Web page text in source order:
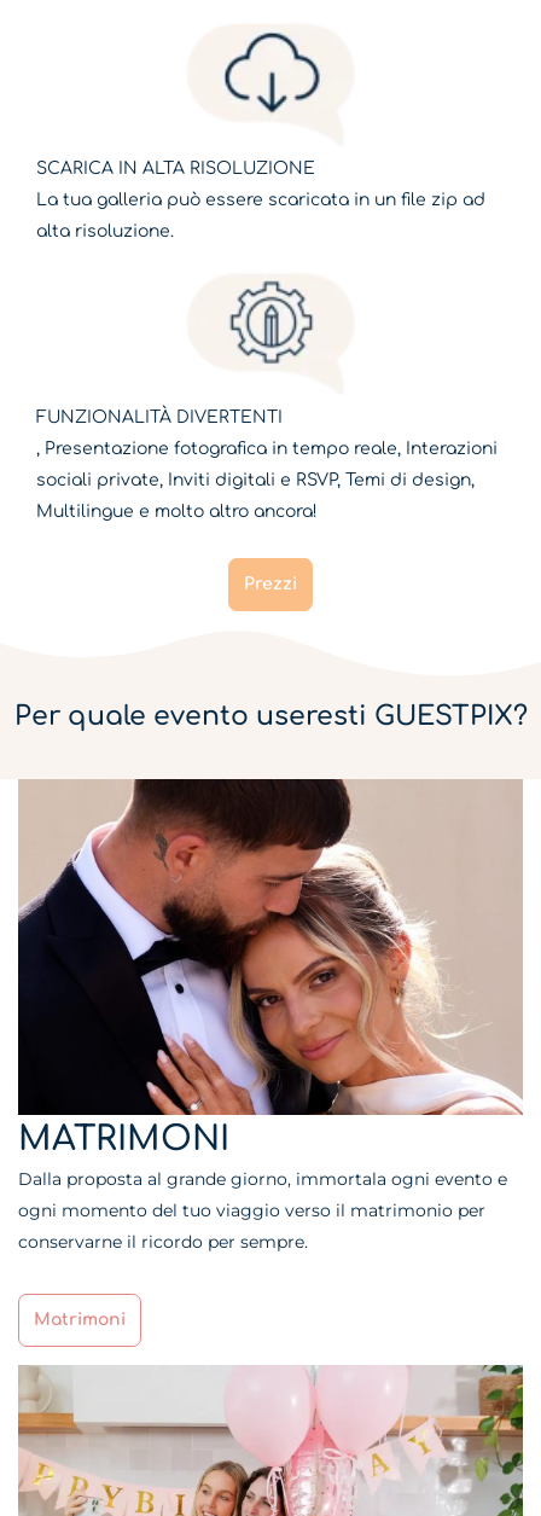
SCARICA IN ALTA RISOLUZIONE
La tua galleria può essere scaricata in un file zip ad
alta risoluzione.
FUNZIONALITÀ DIVERTENTI
, Presentazione fotografica in tempo reale, Interazioni
sociali private, Inviti digitali e RSVP, Temi di design,
Multilingue e molto altro ancora!
Prezzi
Per quale evento useresti GUESTPIX?
MATRIMONI
Dalla proposta al grande giorno, immortala ogni evento e
ogni momento del tuo viaggio verso il matrimonio per
conservarne il ricordo per sempre.
Matrimoni